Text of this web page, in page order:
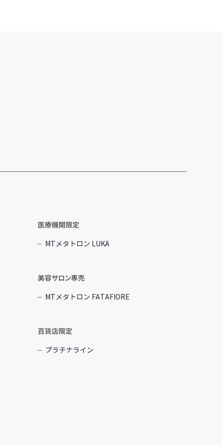
医療機関限定
MTメタトロン LUKA
美容サロン専売
MTメタトロン FATAFIORE
百貨店限定
プラチナライン